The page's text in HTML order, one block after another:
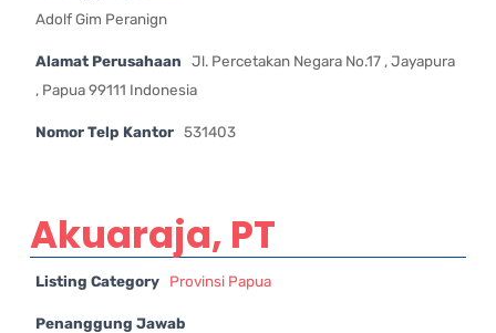
Adolf Gim Peranign
Alamat Perusahaan
Jl. Percetakan Negara No.17 , Jayapura
, Papua 99111 Indonesia
Nomor Telp Kantor 531403
Akuaraja, PT
Listing Category Provinsi Papua
Penanggung Jawab